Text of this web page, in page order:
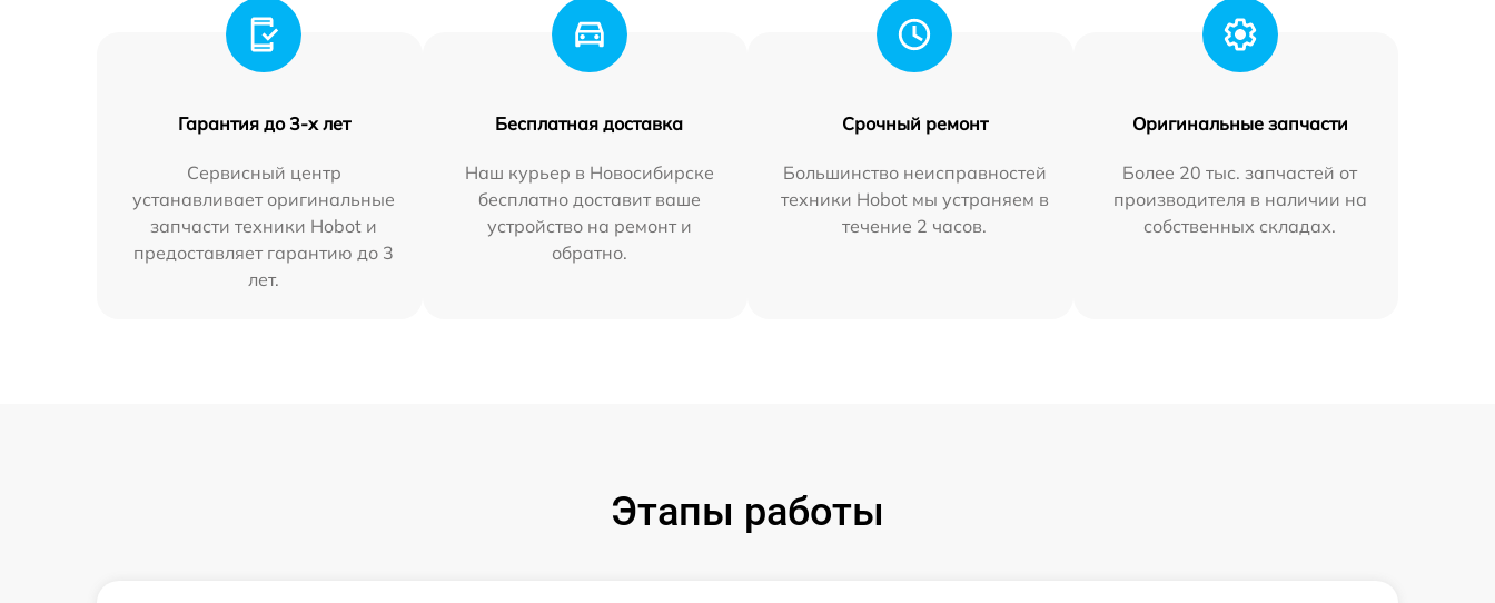
Гарантия до 3-х лет
Сервисный центр
устанавливает оригинальные
запчасти техники Hobot и
предоставляет гарантию до 3
лет.
Бесплатная доставка
Наш курьер в Новосибирске
бесплатно доставит ваше
устройство на ремонт и
обратно.
Срочный ремонт
Большинство неисправностей
техники Hobot мы устраняем в
течение 2 часов.
Оригинальные запчасти
Более 20 тыс. запчастей от
производителя в наличии на
собственных складах.
Этапы работы